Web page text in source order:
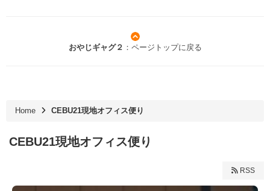
おやじギャグ２ ：ページトップに戻る
Home CEBU21現地オフィス便り
CEBU21現地オフィス便り
RSS